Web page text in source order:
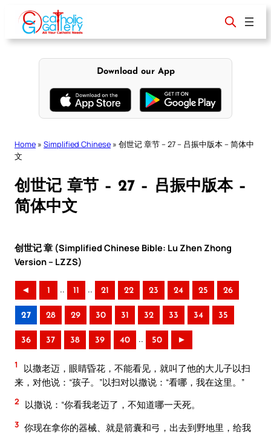
content
Download our App
Home » Simplified Chinese » 创世记 章节 – 27 – 吕振中版本 – 简体中
文
创世记 章节 – 27 – 吕振中版本 –
简体中文
创世记 章 (Simplified Chinese Bible: Lu Zhen Zhong
Version – LZZS)
◄ 1 .. 11 .. 21 22 23 24 25 26
27 28 29 30 31 32 33 34 35
36 37 38 39 40 .. 50 ►
1
以撒老迈，眼睛昏花，不能看见，就叫了他的大儿子以扫
来，对他说：“孩子。”以扫对以撒说：“看哪，我在这里。”
2 以撒说：“你看我老迈了，不知道哪一天死。
3 你现在拿你的器械、就是箭囊和弓，出去到野地里，给我